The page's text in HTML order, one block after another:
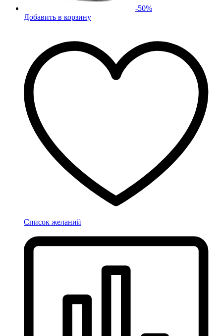
-50%
Добавить в корзину
Список желаний